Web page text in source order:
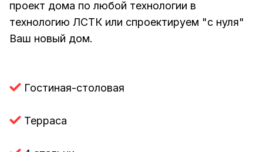
проект дома по любой технологии в
технологию ЛСТК или спроектируем "с нуля"
Ваш новый дом.
Гостиная-столовая
Терраса